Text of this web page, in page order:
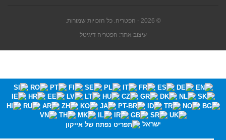
© 2026 - הפטריה. כל הזכויות שמורות.
עיצוב אתר: הפטריה דיגיטל
ישראל